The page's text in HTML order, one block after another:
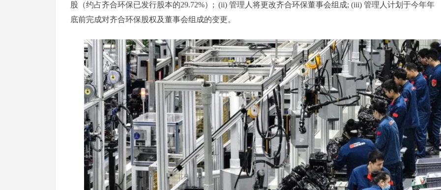
股（约占齐合环保已发行股本的29.72%）; (ii) 管理人将更改齐合环保董事会组成; (iii) 管理人计划于今年年
底前完成对齐合环保股权及董事会组成的变更。